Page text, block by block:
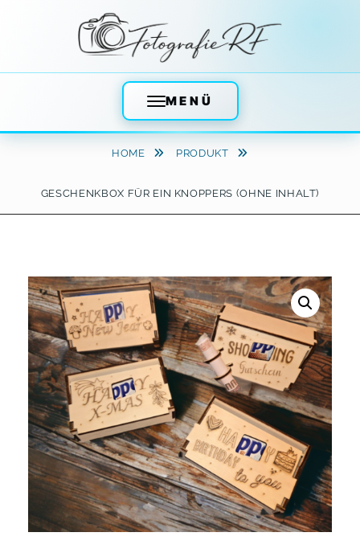
MENÜ
HOME PRODUKT
GESCHENKBOX FÜR EIN KNOPPERS (OHNE INHALT)